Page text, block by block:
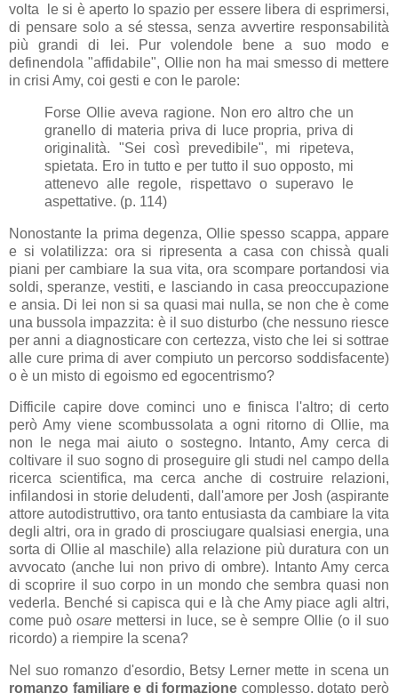
volta le si è aperto lo spazio per essere libera di esprimersi,
di pensare solo a sé stessa, senza avvertire responsabilità
più grandi di lei. Pur volendole bene a suo modo e
definendola "affidabile", Ollie non ha mai smesso di mettere
in crisi Amy, coi gesti e con le parole:
Forse Ollie aveva ragione. Non ero altro che un
granello di materia priva di luce propria, priva di
originalità. "Sei così prevedibile", mi ripeteva,
spietata. Ero in tutto e per tutto il suo opposto, mi
attenevo alle regole, rispettavo o superavo le
aspettative. (p. 114)
Nonostante la prima degenza, Ollie spesso scappa, appare
e si volatilizza: ora si ripresenta a casa con chissà quali
piani per cambiare la sua vita, ora scompare portandosi via
soldi, speranze, vestiti, e lasciando in casa preoccupazione
e ansia. Di lei non si sa quasi mai nulla, se non che è come
una bussola impazzita: è il suo disturbo (che nessuno riesce
per anni a diagnosticare con certezza, visto che lei si sottrae
alle cure prima di aver compiuto un percorso soddisfacente)
o è un misto di egoismo ed egocentrismo?
Difficile capire dove cominci uno e finisca l'altro; di certo
però Amy viene scombussolata a ogni ritorno di Ollie, ma
non le nega mai aiuto o sostegno. Intanto, Amy cerca di
coltivare il suo sogno di proseguire gli studi nel campo della
ricerca scientifica, ma cerca anche di costruire relazioni,
infilandosi in storie deludenti, dall'amore per Josh (aspirante
attore autodistruttivo, ora tanto entusiasta da cambiare la vita
degli altri, ora in grado di prosciugare qualsiasi energia, una
sorta di Ollie al maschile) alla relazione più duratura con un
avvocato (anche lui non privo di ombre). Intanto Amy cerca
di scoprire il suo corpo in un mondo che sembra quasi non
vederla. Benché si capisca qui e là che Amy piace agli altri,
come può osare mettersi in luce, se è sempre Ollie (o il suo
ricordo) a riempire la scena?
Nel suo romanzo d'esordio, Betsy Lerner mette in scena un
romanzo familiare e di formazione complesso, dotato però